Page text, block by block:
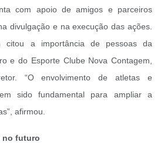
com apoio de amigos e parceiros
divulgação e na execução das ações.
citou a importância de pessoas da
e do Esporte Clube Nova Contagem,
“O envolvimento de atletas e
sido fundamental para ampliar a
afirmou.
no futuro